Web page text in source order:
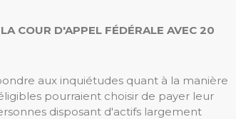
COUR D'APPEL FÉDÉRALE AVEC 20
aux inquiétudes quant à la manière
pourraient choisir de payer leur
disposant d'actifs largement